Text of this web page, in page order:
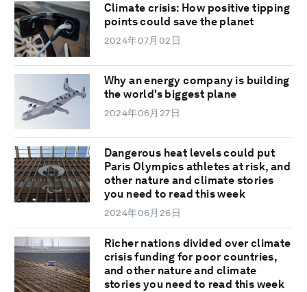
Climate crisis: How positive tipping
points could save the planet
2024年07月02日
Why an energy company is building
the world's biggest plane
2024年06月27日
Dangerous heat levels could put
Paris Olympics athletes at risk, and
other nature and climate stories
you need to read this week
2024年06月26日
Richer nations divided over climate
crisis funding for poor countries,
and other nature and climate
stories you need to read this week